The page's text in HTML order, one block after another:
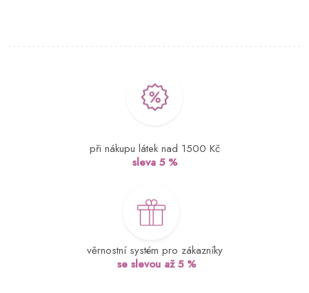
při nákupu látek nad 1500 Kč
sleva 5 %
věrnostní systém pro zákazníky
se slevou až 5 %